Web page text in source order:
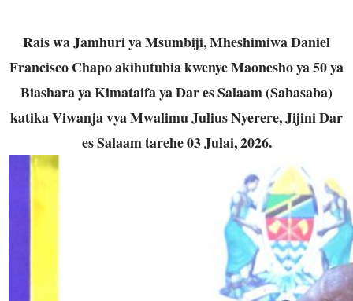
Rais wa Jamhuri ya Msumbiji, Mheshimiwa Daniel
Francisco Chapo akihutubia kwenye Maonesho ya 50 ya
Biashara ya Kimataifa ya Dar es Salaam (Sabasaba)
katika Viwanja vya Mwalimu Julius Nyerere, Jijini Dar
es Salaam tarehe 03 Julai, 2026.